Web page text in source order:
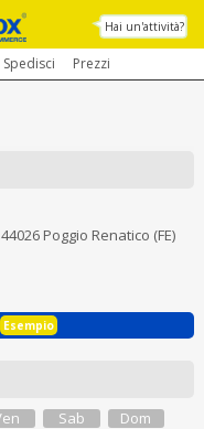
Hai un'attività?
Spedisci Prezzi
Poggio Renatico (FE)
Esempio
Sab
Dom